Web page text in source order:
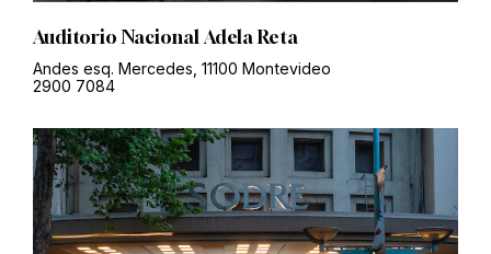
Auditorio Nacional Adela Reta
Andes esq. Mercedes, 11100 Montevideo
2900 7084